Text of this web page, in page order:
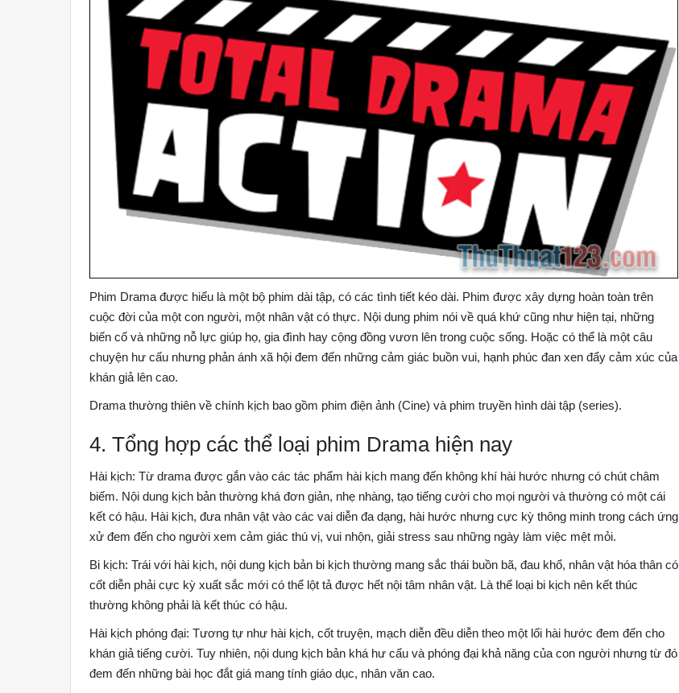
Phim Drama được hiểu là một bộ phim dài tập, có các tình tiết kéo dài. Phim được xây dựng hoàn toàn trên
cuộc đời của một con người, một nhân vật có thực. Nội dung phim nói về quá khứ cũng như hiện tại, những
biến cố và những nỗ lực giúp họ, gia đình hay cộng đồng vươn lên trong cuộc sống. Hoặc có thể là một câu
chuyện hư cấu nhưng phản ánh xã hội đem đến những cảm giác buồn vui, hạnh phúc đan xen đẩy cảm xúc của
khán giả lên cao.
Drama thường thiên về chính kịch bao gồm phim điện ảnh (Cine) và phim truyền hình dài tập (series).
4. Tổng hợp các thể loại phim Drama hiện nay
Hài kịch: Từ drama được gắn vào các tác phẩm hài kịch mang đến không khí hài hước nhưng có chút châm
biếm. Nội dung kịch bản thường khá đơn giản, nhẹ nhàng, tạo tiếng cười cho mọi người và thường có một cái
kết có hậu. Hài kịch, đưa nhân vật vào các vai diễn đa dạng, hài hước nhưng cực kỳ thông minh trong cách ứng
xử đem đến cho người xem cảm giác thú vị, vui nhộn, giải stress sau những ngày làm việc mệt mỏi.
Bi kịch: Trái với hài kịch, nội dung kịch bản bi kịch thường mang sắc thái buồn bã, đau khổ, nhân vật hóa thân có
cốt diễn phải cực kỳ xuất sắc mới có thể lột tả được hết nội tâm nhân vật. Là thể loại bi kịch nên kết thúc
thường không phải là kết thúc có hậu.
Hài kịch phóng đại: Tương tự như hài kịch, cốt truyện, mạch diễn đều diễn theo một lối hài hước đem đến cho
khán giả tiếng cười. Tuy nhiên, nội dung kịch bản khá hư cấu và phóng đại khả năng của con người nhưng từ đó
đem đến những bài học đắt giá mang tính giáo dục, nhân văn cao.